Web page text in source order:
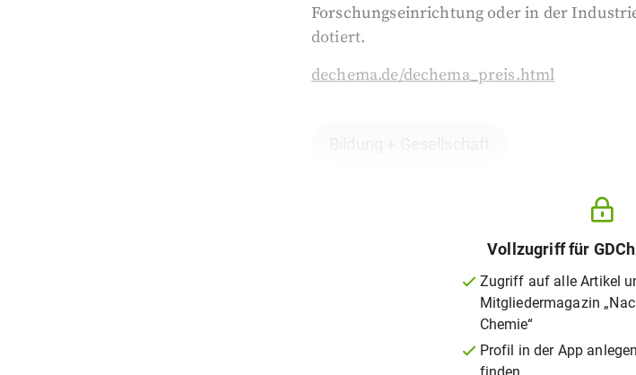
Forschungseinrichtung oder in der
dotiert.
dechema.de/dechema_preis.html
Vollzugriff für
Zugriff auf alle Artikel
Mitgliedermagazin
Chemie“
Profil in der App